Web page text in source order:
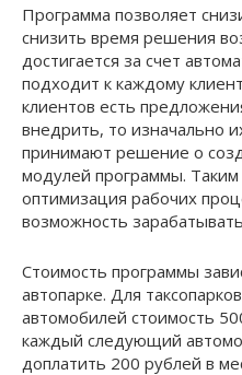
Программа позволяет
снизить время решения
достигается за счет
подходит к каждому
клиентов есть
внедрить, то изначально
принимают решение о
модулей программы.
оптимизация рабочих
возможность
Стоимость программы
автопарке. Для
автомобилей стоимость
каждый следующий
доплатить 200 рублей в